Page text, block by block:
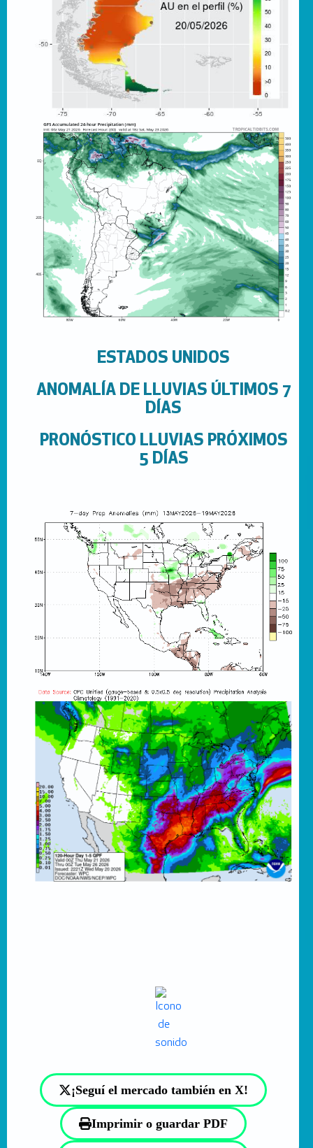
ESTADOS UNIDOS
ANOMALÍA DE LLUVIAS ÚLTIMOS 7
DÍAS
PRONÓSTICO LLUVIAS PRÓXIMOS
5 DÍAS
¡Seguí el mercado también en X!
Imprimir o guardar PDF